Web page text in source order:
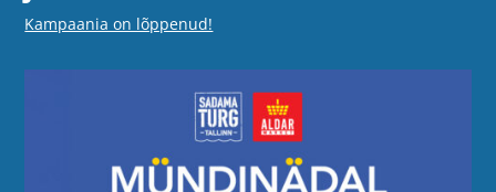
Kampaania on lõppenud!